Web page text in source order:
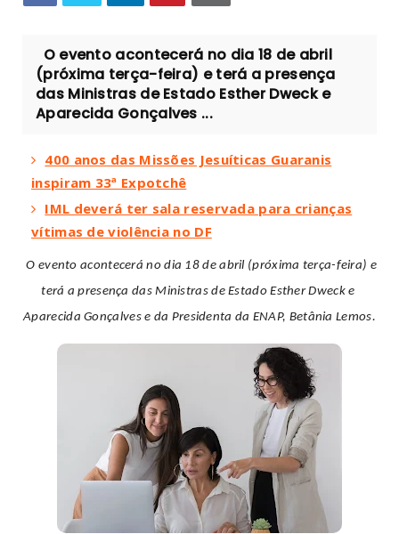
O evento acontecerá no dia 18 de abril
(próxima terça-feira) e terá a presença
das Ministras de Estado Esther Dweck e
Aparecida Gonçalves ...
400 anos das Missões Jesuíticas Guaranis
inspiram 33ª Expotchê
IML deverá ter sala reservada para crianças
vítimas de violência no DF
O evento acontecerá no dia 18 de abril (próxima terça-feira) e
terá a presença das Ministras de Estado Esther Dweck e
Aparecida Gonçalves e da Presidenta da ENAP, Betânia Lemos.